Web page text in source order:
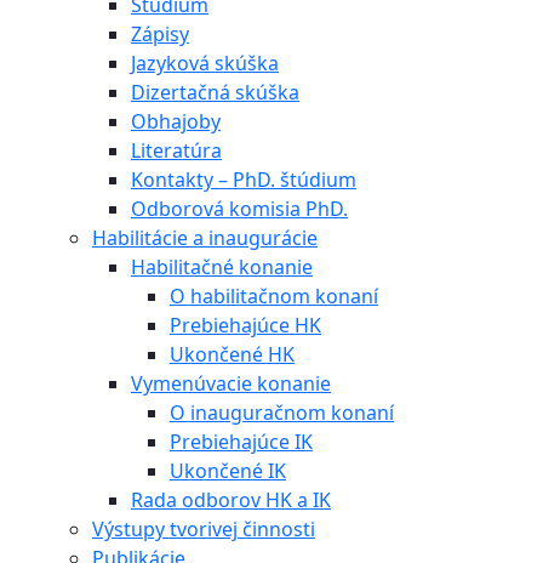
Štúdium
Zápisy
Jazyková skúška
Dizertačná skúška
Obhajoby
Literatúra
Kontakty – PhD. štúdium
Odborová komisia PhD.
Habilitácie a inaugurácie
Habilitačné konanie
O habilitačnom konaní
Prebiehajúce HK
Ukončené HK
Vymenúvacie konanie
O inauguračnom konaní
Prebiehajúce IK
Ukončené IK
Rada odborov HK a IK
Výstupy tvorivej činnosti